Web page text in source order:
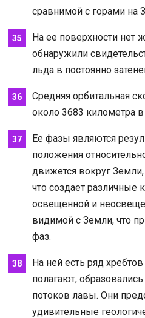
сравнимой с горами на
На ее поверхности нет
обнаружили
льда в постоянно
Средняя орбитальная
около 3683 километра в
Ее фазы являются
положения
движется вокруг
что создает различные
освещенной и
видимой с Земли, что
фаз.
На ней есть ряд
полагают,
потоков лавы. Они
удивительные